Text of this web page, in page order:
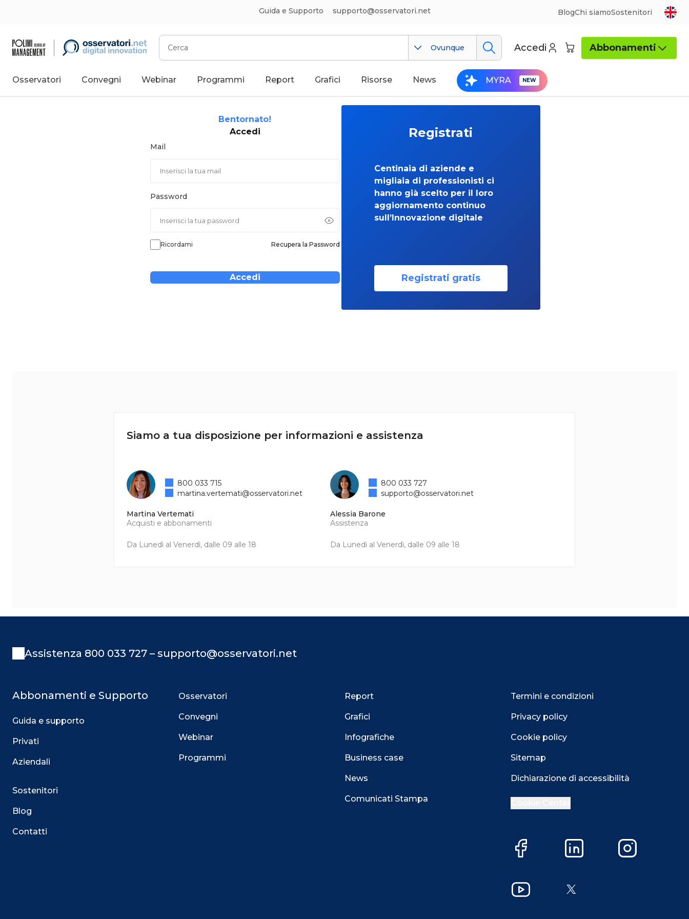
Guida e Supporto supporto@osservatori.net BlogChi siamoSostenitori
Cerca
Ovunque Accedi Abbonamenti
Osservatori Convegni Webinar Programmi Report Grafici Risorse News MYRA
Bentornato!
Accedi
Mail
Password
Ricordami Recupera la Password
Accedi
Registrati
Centinaia di aziende e
migliaia di professionisti ci
hanno già scelto per il loro
aggiornamento continuo
sull’Innovazione digitale
Registrati gratis
Siamo a tua disposizione per informazioni e assistenza
Martina Vertemati
Acquisti e abbonamenti
Da Lunedì al Venerdì, dalle 09 alle 18
800 033 715
martina.vertemati@osservatori.net
Alessia Barone
Assistenza
Da Lunedì al Venerdì, dalle 09 alle 18
800 033 727
supporto@osservatori.net
Assistenza 800 033 727 – supporto@osservatori.net
Abbonamenti e Supporto
Guida e supporto
Privati
Aziendali
Sostenitori
Blog
Contatti
Osservatori
Convegni
Webinar
Programmi
Report
Grafici
Infografiche
Business case
News
Comunicati Stampa
Termini e condizioni
Privacy policy
Cookie policy
Sitemap
Dichiarazione di accessibilità
Facebook LinkedIn Instagram
YouTube X
Accetta Più opzioni